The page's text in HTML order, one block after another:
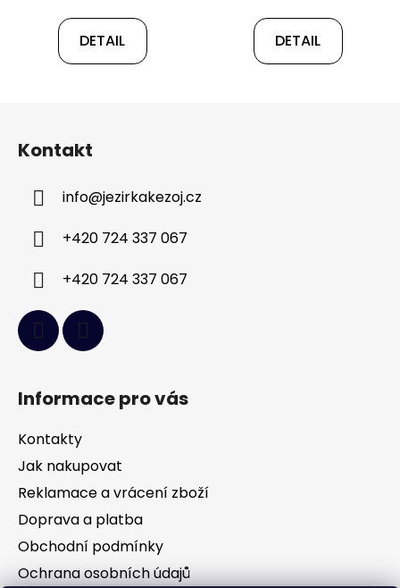
DETAIL DETAIL
Kontakt
info@jezirkakezoj.cz
+420 724 337 067
+420 724 337 067
Informace pro vás
Kontakty
Jak nakupovat
Reklamace a vrácení zboží
Doprava a platba
Obchodní podmínky
Ochrana osobních údajů